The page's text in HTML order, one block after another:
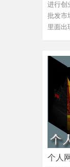
进行创
批发市
里面出
个人